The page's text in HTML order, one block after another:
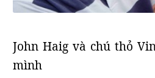
John Haig và chú thỏ
mình